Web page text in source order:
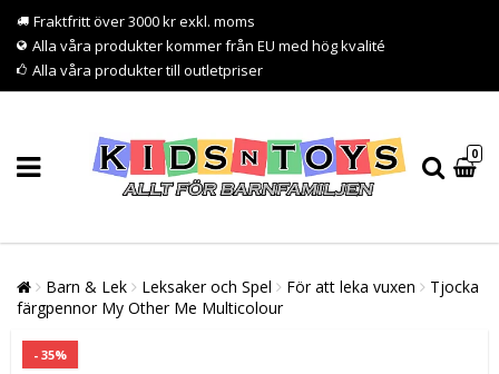
Fraktfritt över 3000 kr exkl. moms
Alla våra produkter kommer från EU med hög kvalité
Alla våra produkter till outletpriser
0
Barn & Lek Leksaker och Spel För att leka vuxen
Tjocka
färgpennor My Other Me Multicolour
- 35%